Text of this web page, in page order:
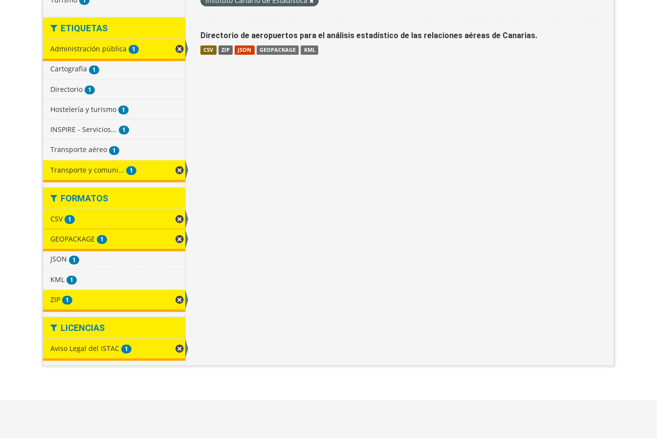
ETIQUETAS
Administración pública 1
Cartografía 1
Directorio 1
Hostelería y turismo 1
INSPIRE - Servicios... 1
Transporte aéreo 1
Transporte y comuni... 1
FORMATOS
CSV 1
GEOPACKAGE 1
JSON 1
KML 1
ZIP 1
LICENCIAS
Aviso Legal del ISTAC 1
Directorio de aeropuertos para el análisis estadístico de las relaciones aéreas de Canarias.
CSV ZIP JSON GEOPACKAGE KML